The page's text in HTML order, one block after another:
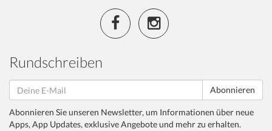
Rundschreiben
Abonnieren
Abonnieren Sie unseren Newsletter, um Informationen über neue
Apps, App Updates, exklusive Angebote und mehr zu erhalten.